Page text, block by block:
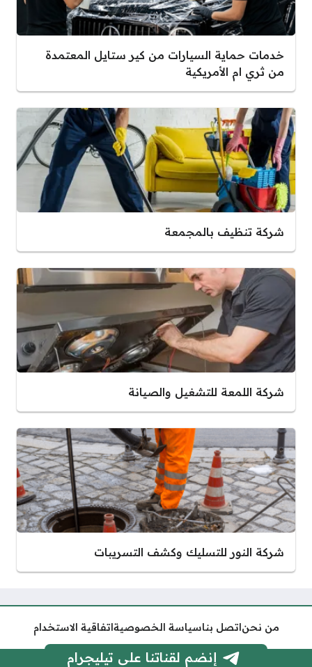
خدمات حماية السيارات من كير ستايل المعتمدة
من ثري ام الأمريكية
شركة تنظيف بالمجمعة
شركة اللمعة للتشغيل والصيانة
شركة النور للتسليك وكشف التسريبات
من نحناتصل بناسياسة الخصوصيةاتفاقية الاستخدام
إنضم لقناتنا على تيليجرام